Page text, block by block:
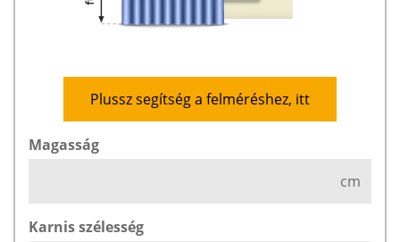
Plussz segítség a felméréshez, itt
Magasság
cm
Karnis szélesség